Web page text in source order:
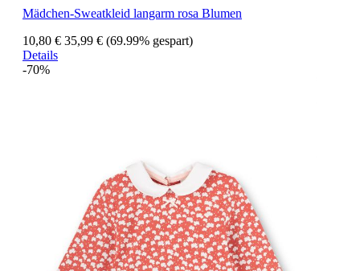
Mädchen-Sweatkleid langarm rosa Blumen
10,80 € 35,99 € (69.99% gespart)
Details
-70%